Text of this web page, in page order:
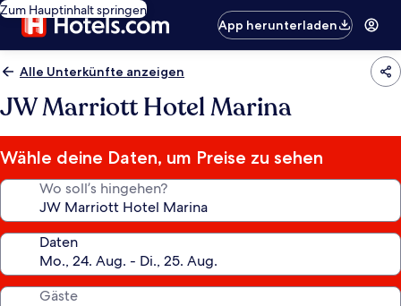
Zum Hauptinhalt springen
App herunterladen
Alle Unterkünfte anzeigen
JW Marriott Hotel Marina
Wähle deine Daten, um Preise zu sehen
Wo soll’s hingehen?
Daten
Gäste